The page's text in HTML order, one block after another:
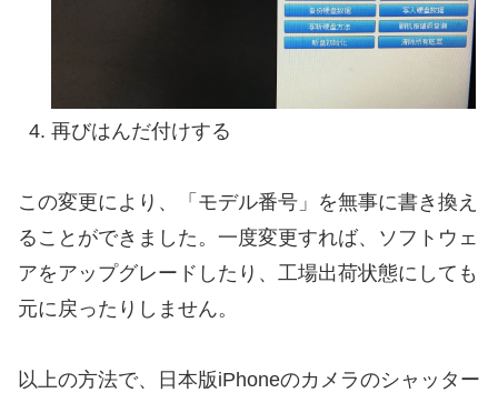
再びはんだ付けする
この変更により、「モデル番号」を無事に書き換え
ることができました。一度変更すれば、ソフトウェ
アをアップグレードしたり、工場出荷状態にしても
元に戻ったりしません。
以上の方法で、日本版iPhoneのカメラのシャッター